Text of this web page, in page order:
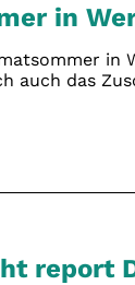
in
in
auch das
report